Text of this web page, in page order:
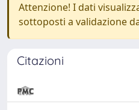
Attenzione! I dati
sottoposti a validazione
Citazioni